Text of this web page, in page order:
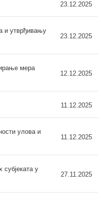
23.12.2025
и утврђивању
23.12.2025
мера
12.12.2025
11.12.2025
улова и
11.12.2025
у
27.11.2025